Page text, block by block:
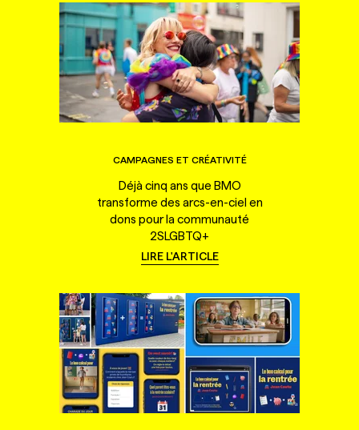
CAMPAGNES ET CRÉATIVITÉ
Déjà cinq ans que BMO
transforme des arcs-en-ciel en
dons pour la communauté
2SLGBTQ+
LIRE L'ARTICLE